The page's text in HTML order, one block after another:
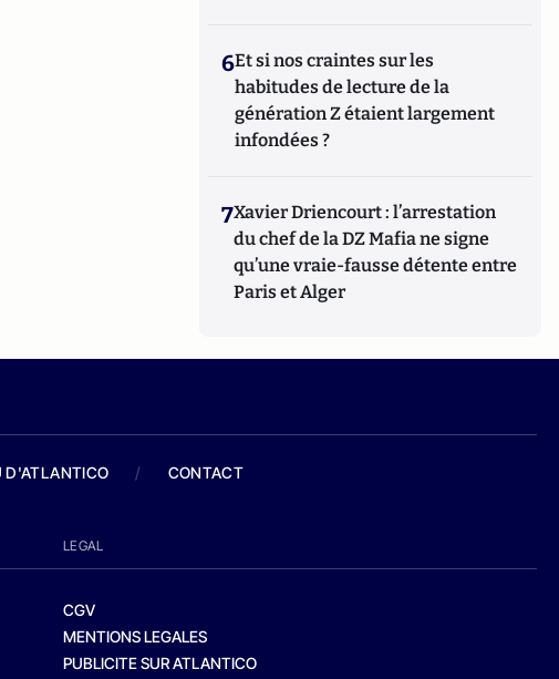
6Et si nos craintes sur les
habitudes de lecture de la
génération Z étaient largement
infondées ?
7Xavier Driencourt : l’arrestation
du chef de la DZ Mafia ne signe
qu’une vraie-fausse détente entre
Paris et Alger
D'ATLANTICO / CONTACT
LEGAL
CGV
MENTIONS LEGALES
PUBLICITE SUR ATLANTICO